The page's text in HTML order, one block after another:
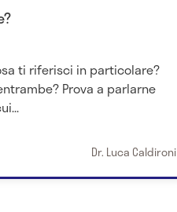
ti riferisci in particolare?
Prova a parlarne
Dr. Luca Caldironi